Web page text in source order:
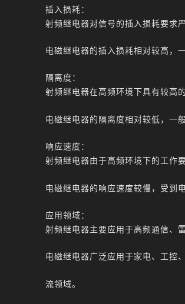
插入损耗：
射频继电器对信号的插入损耗要求
电磁继电器的插入损耗相对较高，
隔离度：
射频继电器在高频环境下具有较高
电磁继电器的隔离度相对较低，一
响应速度：
射频继电器由于高频环境下的工作
电磁继电器的响应速度较慢，受到
应用领域：
射频继电器主要应用于高频通信、
电磁继电器广泛应用于家电、工控
流领域。